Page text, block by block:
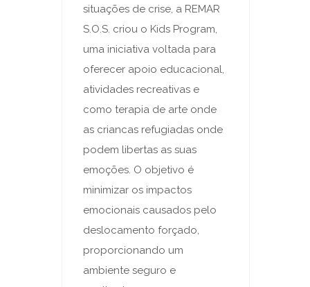
situações de crise, a REMAR
S.O.S. criou o Kids Program,
uma iniciativa voltada para
oferecer apoio educacional,
atividades recreativas e
como terapia de arte onde
as criancas refugiadas onde
podem libertas as suas
emoções. O objetivo é
minimizar os impactos
emocionais causados pelo
deslocamento forçado,
proporcionando um
ambiente seguro e